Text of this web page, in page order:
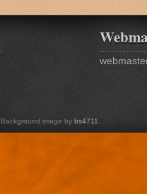
image by bs4711